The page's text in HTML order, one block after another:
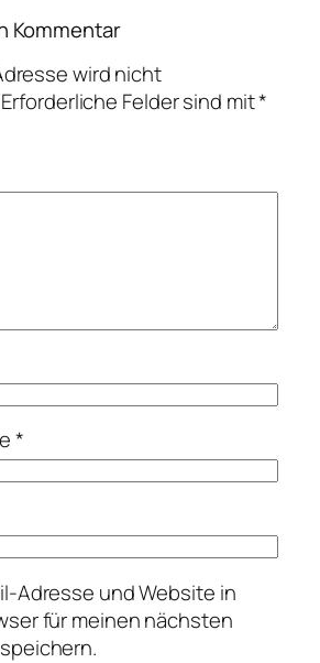
Kommentar
wird nicht
Erforderliche Felder sind mit*
*
Adresse und Website in
für meinen nächsten